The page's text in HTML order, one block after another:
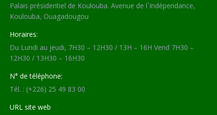
Palais présidentiel de Koulouba. Avenue de l´Indépendance,
Koulouba, Ouagadougou
Horaires:
Du Lundi au jeudi, 7H30 – 12H30 / 13H – 16H Vend 7H30 –
12H30 / 13H30 – 16H30
N° de téléphone:
Tél. : (+226) 25 49 83 00
URL site web